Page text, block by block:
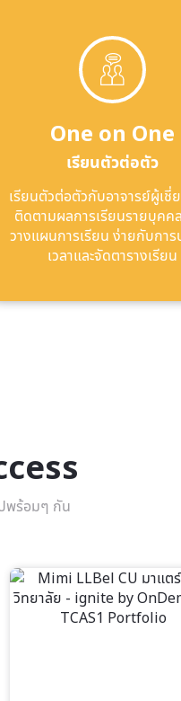
One on One
เรียนตัวต่อตัว
เรียนตัวต่อตัวกับอาจารย์ผู้เชี่
ติดตามผลการเรียนรายบุคค
วางแผนการเรียน ง่ายกับการ
เวลาและจัดตารางเรียน
ปพร้อมๆ กัน